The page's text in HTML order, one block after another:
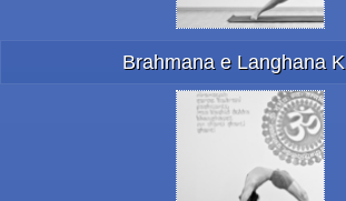
Brahmana e Langhana